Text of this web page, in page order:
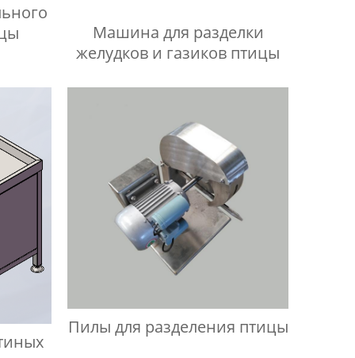
Машина для разделки
желудков и газиков птицы
Пилы для разделения птицы